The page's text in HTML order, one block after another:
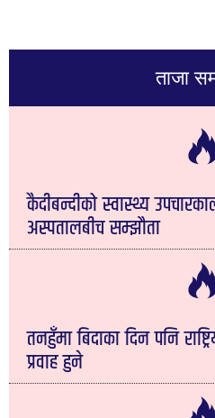
ताजा
कैदीबन्दीको स्वास्थ्य
अस्पतालबीच सम्झौता
तनहुँमा बिदाका दिन पनि
प्रवाह हुने